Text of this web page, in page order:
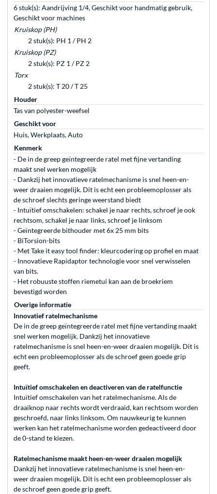
6 stuk(s): Aandrijving 1/4, Geschikt voor handmatig gebruik,
Geschikt voor machines
Kruiskop (PH)
2 stuk(s): PH 1 / PH 2
Kruiskop (PZ)
2 stuk(s): PZ 1 / PZ 2
Torx
2 stuk(s): T 20 / T 25
Houder
Tas van polyester-weefsel
Geschikt voor
Huis, Werkplaats, Auto
Kenmerk
- De in de greep geïntegreerde ratel met fijne vertanding
maakt snel werken mogelijk
- Dankzij het innovatieve ratelmechanisme is snel heen-en-
weer draaien mogelijk. Dit is echt een probleemoplosser als
de schroef slechts geringe weerstand biedt
- Intuïtief omschakelen: schakel je naar rechts, schroef je ook
rechtsom, schakel je naar links, schroef je linksom
- Geïntegreerde bithouder met 6x 25 mm bits
- BiTorsion-bits
- Met Take it easy tool finder: kleurcodering op profiel en maat
- Innovatieve Rapidaptor technologie voor snel verwisselen
van bits.
- Het robuuste stoffen riemetui kan aan de broekriem
bevestigd worden
Overige informatie
Innovatief ratelmechanisme
De in de greep geïntegreerde ratel met fijne vertanding maakt
snel werken mogelijk. Dankzij het innovatieve
ratelmechanisme is snel heen-en-weer draaien mogelijk. Dit is
echt een probleemoplosser als de schroef geen goede grip
geeft.
Intuïtief omschakelen en deactiveren van de ratelfunctie
Intuïtief omschakelen van het ratelmechanisme. Als de
draaiknop naar rechts wordt verdraaid, kan rechtsom worden
geschroefd, naar links linksom. Om nauwkeurig te kunnen
werken kan het ratelmechanisme worden gedeactiveerd door
de 0-stand te kiezen.
Ratelmechanisme maakt heen-en-weer draaien mogelijk
Dankzij het innovatieve ratelmechanisme is snel heen-en-
weer draaien mogelijk. Dit is echt een probleemoplosser als
de schroef geen goede grip geeft.